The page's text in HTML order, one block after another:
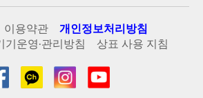
이용약관
개인정보처리방침
운영·관리방침
상표 사용 지침